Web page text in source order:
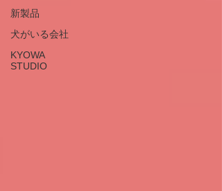
新製品
犬がいる会社
KYOWA
STUDIO